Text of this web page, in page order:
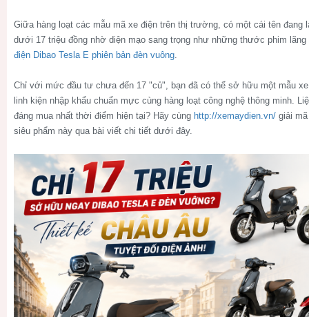
Giữa hàng loạt các mẫu mã xe điện trên thị trường, có một cái tên đang
dưới 17 triệu đồng nhờ diện mạo sang trọng như những thước phim
điện Dibao Tesla E phiên bản đèn vuông
Chỉ với mức đầu tư chưa đến 17 "củ", bạn đã có thể sở hữu một mẫu
linh kiện nhập khẩu chuẩn mực cùng hàng loạt công nghệ thông minh.
đáng mua nhất thời điểm hiện tại? Hãy cùng http://xemaydien.vn/ giải
siêu phẩm này qua bài viết chi tiết dưới đây.